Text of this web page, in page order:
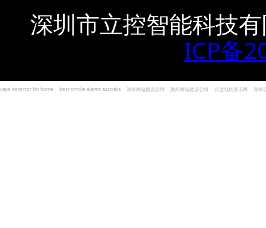
深圳市立控智能科技
ICP备
vape detector for home best smoke alarms australia 深圳网站建设公司 惠州网站建设公司 步进电机资讯网 深圳